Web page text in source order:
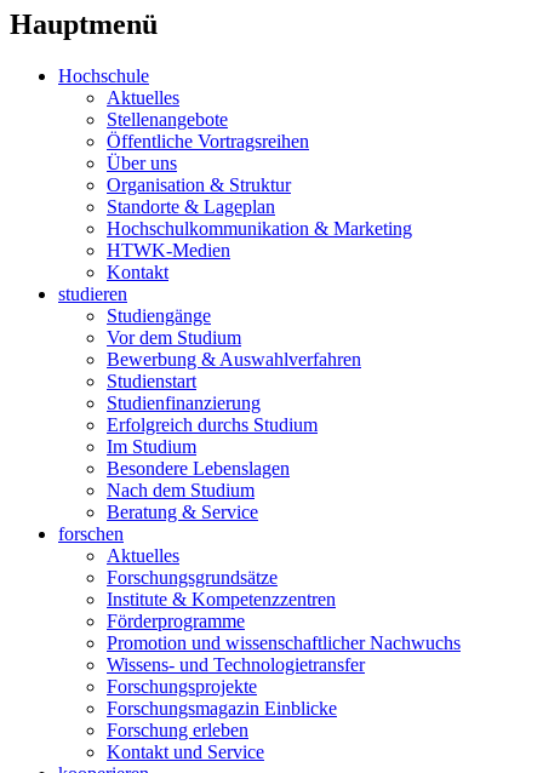
Hauptmenü
Hochschule
Aktuelles
Stellenangebote
Öffentliche Vortragsreihen
Über uns
Organisation & Struktur
Standorte & Lageplan
Hochschulkommunikation & Marketing
HTWK-Medien
Kontakt
studieren
Studiengänge
Vor dem Studium
Bewerbung & Auswahlverfahren
Studienstart
Studienfinanzierung
Erfolgreich durchs Studium
Im Studium
Besondere Lebenslagen
Nach dem Studium
Beratung & Service
forschen
Aktuelles
Forschungsgrundsätze
Institute & Kompetenzzentren
Förderprogramme
Promotion und wissenschaftlicher Nachwuchs
Wissens- und Technologietransfer
Forschungsprojekte
Forschungsmagazin Einblicke
Forschung erleben
Kontakt und Service